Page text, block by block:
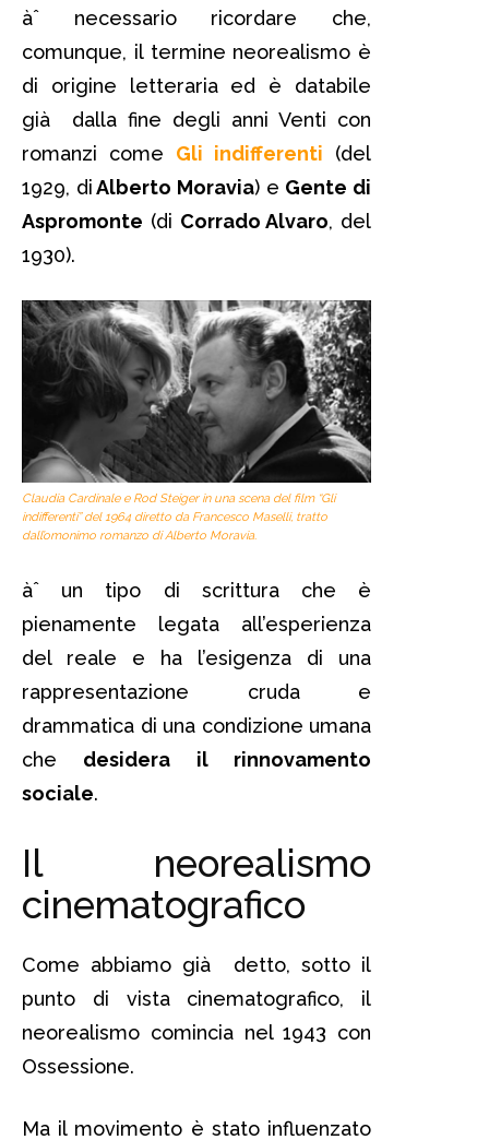
àˆ necessario ricordare che,
comunque, il termine neorealismo è
di origine letteraria ed è databile
già dalla fine degli anni Venti con
romanzi come Gli indifferenti (del
1929, diAlberto Moravia) e Gente di
Aspromonte (di Corrado Alvaro, del
1930).
Claudia Cardinale e Rod Steiger in una scena del film “Gli
indifferenti” del 1964 diretto da Francesco Maselli, tratto
dall’omonimo romanzo di Alberto Moravia.
àˆ un tipo di scrittura che è
pienamente legata all’esperienza
del reale e ha l’esigenza di una
rappresentazione cruda e
drammatica di una condizione umana
che desidera il rinnovamento
sociale.
Il neorealismo
cinematografico
Come abbiamo già detto, sotto il
punto di vista cinematografico, il
neorealismo comincia nel 1943 con
Ossessione.
Ma il movimento è stato influenzato